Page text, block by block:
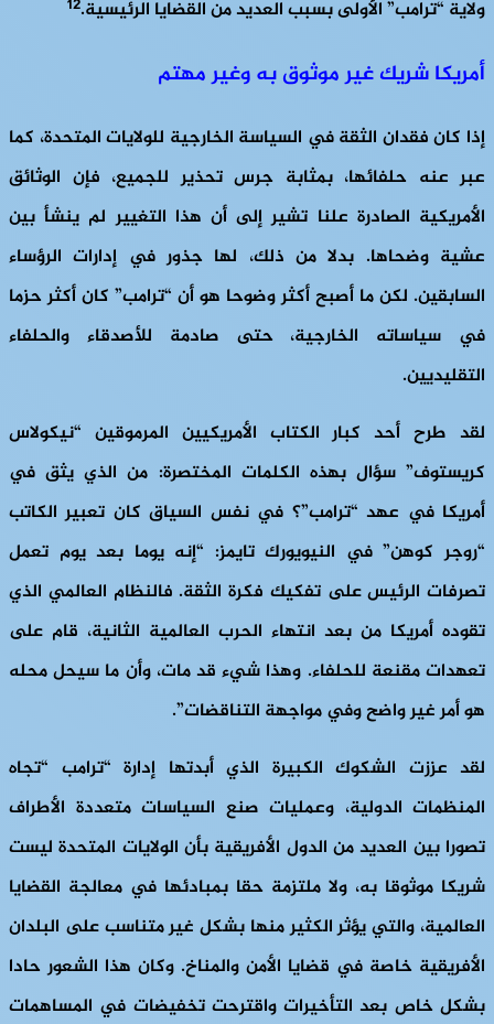
ولاية “ترامب” الأولى بسبب العديد من القضايا الرئيسية.
أمريكا شريك غير موثوق به وغير مهتم
إذا كان فقدان الثقة في السياسة الخارجية للولايات المتحدة، كما
عبر عنه حلفائها، بمثابة جرس تحذير للجميع، فإن الوثائق
الأمريكية الصادرة علنا تشير إلى أن هذا التغيير لم ينشأ بين
عشية وضحاها. بدلا من ذلك، لها جذور في إدارات الرؤساء
السابقين. لكن ما أصبح أكثر وضوحا هو أن “ترامب” كان أكثر حزما
في سياساته الخارجية، حتى صادمة للأصدقاء والحلفاء
التقليديين.
لقد طرح أحد كبار الكتاب الأمريكيين المرموقين “نيكولاس
كريستوف” سؤال بهذه الكلمات المختصرة: من الذي يثق في
أمريكا في عهد “ترامب”؟ في نفس السياق كان تعبير الكاتب
“روجر كوهن” في النيويورك تايمز: “إنه يوما بعد يوم تعمل
تصرفات الرئيس على تفكيك فكرة الثقة. فالنظام العالمي الذي
تقوده أمريكا من بعد انتهاء الحرب العالمية الثانية، قام على
تعهدات مقنعة للحلفاء. وهذا شيء قد مات، وأن ما سيحل محله
هو أمر غير واضح وفي مواجهة التناقضات”.
لقد عززت الشكوك الكبيرة الذي أبدتها إدارة “ترامب “تجاه
المنظمات الدولية، وعمليات صنع السياسات متعددة الأطراف
تصورا بين العديد من الدول الأفريقية بأن الولايات المتحدة ليست
شريكا موثوقا به، ولا ملتزمة حقا بمبادئها في معالجة القضايا
العالمية، والتي يؤثر الكثير منها بشكل غير متناسب على البلدان
الأفريقية خاصة في قضايا الأمن والمناخ. وكان هذا الشعور حادا
بشكل خاص بعد التأخيرات واقترحت تخفيضات في المساهمات